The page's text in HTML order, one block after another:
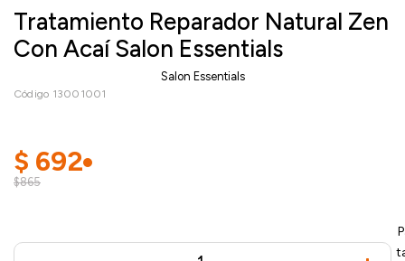
Tratamiento Reparador Natural Zen
Con Acaí Salon Essentials
Salon Essentials
Código 13001001
$865
$ 692